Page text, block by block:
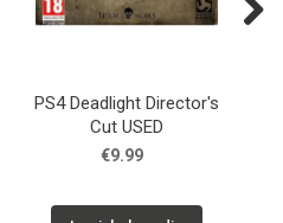
PS4 Deadlight Director's
Cut USED
€9.99